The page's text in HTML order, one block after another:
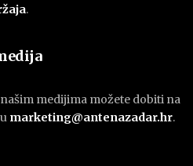
.
medijima možete dobiti na
marketing@antenazadar.hr.